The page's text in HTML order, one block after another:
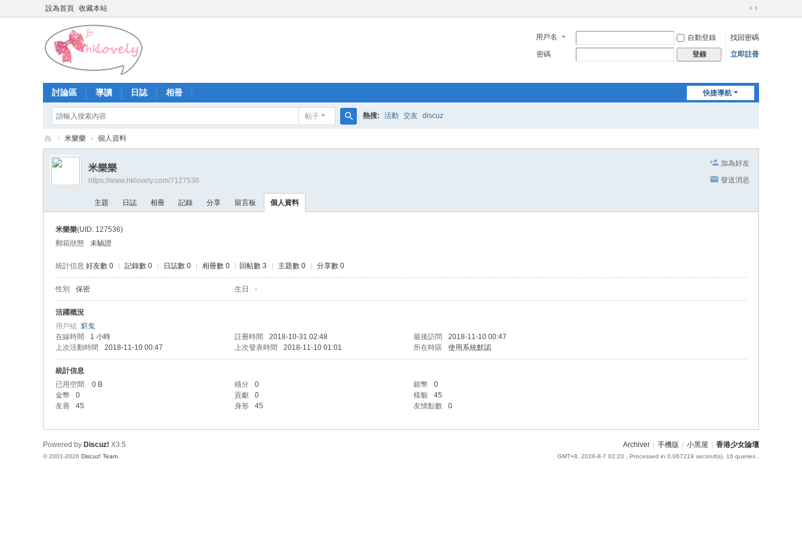
設為首頁 收藏本站
切
到
寬
用戶名 自動登錄
找回密碼
密碼
登錄 立即註冊
快捷導航
討論區 導讀 日誌 相冊
帖子
索
熱搜: 活動 交友 discuz
香
少
› 米樂樂 › 個人資料
加為好友
發送消息
米樂樂
https://www.hklovely.com/?127536
主題 日誌 相冊 記錄 分享 留言板 個人資料
米樂樂(UID: 127536)
郵箱狀態
未驗證
統計信息 好友數 0 記錄數 0 日誌數 0 相冊數 0 回帖數 3 主題數 0 分享數 0
性別 保密 生日 -
活躍概況
用戶組 窮鬼
在線時間
1 小時 註冊時間 2018-10-31 02:48 最後訪問
2018-11-10 00:47
上次活動時間
2018-11-10 00:47 上次發表時間 2018-11-10 01:01 所在時區 使用系統默認
統計信息
已用空間
0 B 積分 0 銀幣
0
金幣
0 貢獻 0 樣貌
45
友善
45 身形 45 友情點數 0
Archiver 手機版 小黑屋 香港少女論壇
GMT+8, 2026-8-7 02:20 , Processed in 0.067219 second(s), 16 queries .
Powered by Discuz! X3.5
© 2001-2026 Discuz! Team